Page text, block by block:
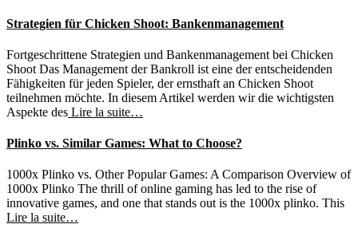
Strategien für Chicken Shoot: Bankenmanagement
Fortgeschrittene Strategien und Bankenmanagement bei Chicken
Shoot Das Management der Bankroll ist eine der entscheidenden
Fähigkeiten für jeden Spieler, der ernsthaft an Chicken Shoot
teilnehmen möchte. In diesem Artikel werden wir die wichtigsten
Aspekte des Lire la suite…
Plinko vs. Similar Games: What to Choose?
1000x Plinko vs. Other Popular Games: A Comparison Overview of
1000x Plinko The thrill of online gaming has led to the rise of
innovative games, and one that stands out is the 1000x plinko. This
Lire la suite…